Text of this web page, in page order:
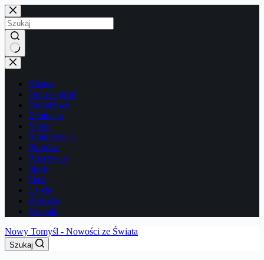
Przejdź
do
treści
Brak
wyników
Biznes
Dom i ogród
Doradztwo
Edukacja
Moda
Motoryzacja
Podróże
Rozrywka
Sport
Tech
Uroda
Zdrowie
Kontakt
Nowy Tomyśl - Nowości ze Świata
Szukaj